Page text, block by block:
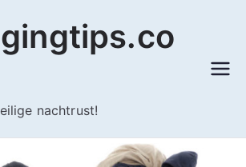
nachtrust!